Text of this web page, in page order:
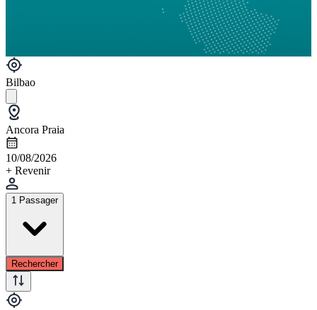
Bilbao
Ancora Praia
10/08/2026
+ Revenir
1 Passager
Rechercher